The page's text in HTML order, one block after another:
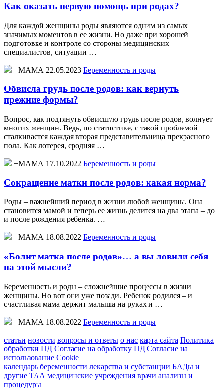
Как оказать первую помощь при родах?
Для каждой женщины роды являются одним из самых
значимых моментов в ее жизни. Но даже при хорошей
подготовке и контроле со стороны медицинских
специалистов, ситуации …
+МАМА 22.05.2023 Беременность и роды
Обвисла грудь после родов: как вернуть
прежние формы?
Вопрос, как подтянуть обвисшую грудь после родов, волнует
многих женщин. Ведь, по статистике, с такой проблемой
сталкивается каждая вторая представительница прекрасного
пола. Как лотерея, сродняя …
+МАМА 17.10.2022 Беременность и роды
Сокращение матки после родов: какая норма?
Роды – важнейший период в жизни любой женщины. Она
становится мамой и теперь ее жизнь делится на два этапа – до
и после рождения ребенка. …
+МАМА 18.08.2022 Беременность и роды
«Болит матка после родов»… а вы ловили себя
на этой мысли?
Беременность и роды – сложнейшие процессы в жизни
женщины. Но вот они уже позади. Ребенок родился – и
счастливая мама держит малыша на руках и …
+МАМА 18.08.2022 Беременность и роды
статьи новости вопросы и ответы о нас карта сайта Политика
обработки ПД Согласие на обработку ПД Согласие на
использование Cookie
календарь беременности лекарства и субстанции БАДы и
другие ТАА медицинские учреждения врачи анализы и
процедуры